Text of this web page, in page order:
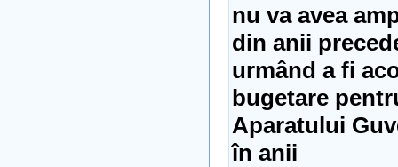
nu va avea
din anii
urmând a fi
bugetare
Aparatului
în anii